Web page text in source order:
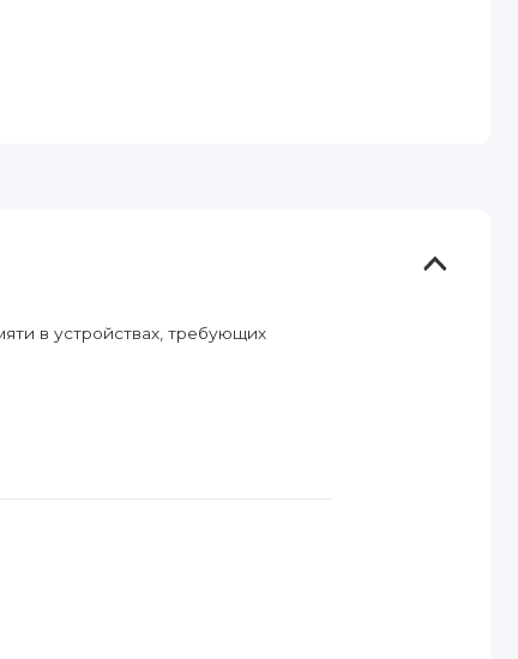
в устройствах, требующих